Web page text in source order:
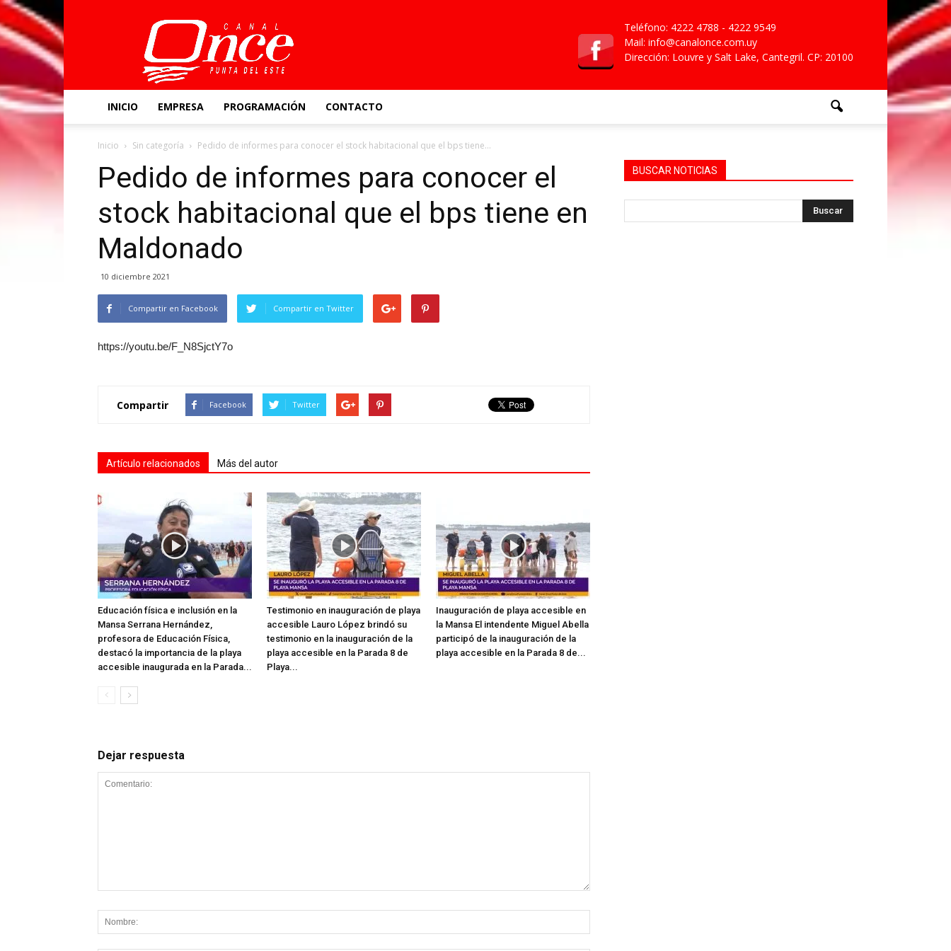
Canal
Once
Teléfono: 4222 4788 - 4222 9549
Mail: info@canalonce.com.uy
Dirección: Louvre y Salt Lake, Cantegril. CP: 20100
INICIO EMPRESA PROGRAMACIÓN CONTACTO
Inicio Sin categoría Pedido de informes para conocer el stock habitacional que el bps tiene...
Pedido de informes para conocer el
stock habitacional que el bps tiene en
Maldonado
10 diciembre 2021
Compartir en Facebook Compartir en Twitter
https://youtu.be/F_N8SjctY7o
Compartir Facebook Twitter
Artículo relacionados Más del autor
Educación física e inclusión en la
Mansa Serrana Hernández,
profesora de Educación Física,
destacó la importancia de la playa
accesible inaugurada en la Parada...
Testimonio en inauguración de playa
accesible Lauro López brindó su
testimonio en la inauguración de la
playa accesible en la Parada 8 de
Playa...
Inauguración de playa accesible en
la Mansa El intendente Miguel Abella
participó de la inauguración de la
playa accesible en la Parada 8 de...
Dejar respuesta
BUSCAR NOTICIAS